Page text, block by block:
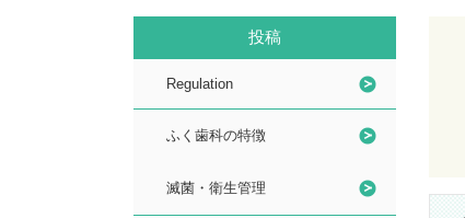
投稿
Regulation
ふく歯科の特徴
滅菌・衛生管理